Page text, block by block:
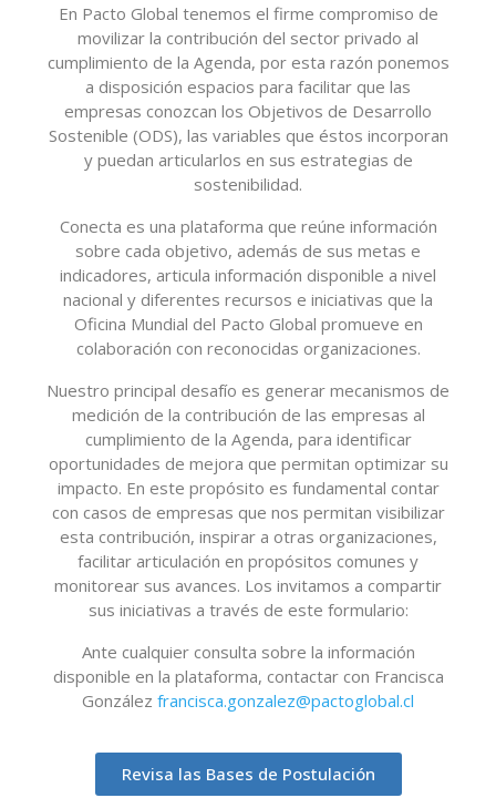
En Pacto Global tenemos el firme compromiso de
movilizar la contribución del sector privado al
cumplimiento de la Agenda, por esta razón ponemos
a disposición espacios para facilitar que las
empresas conozcan los Objetivos de Desarrollo
Sostenible (ODS), las variables que éstos incorporan
y puedan articularlos en sus estrategias de
sostenibilidad.
Conecta es una plataforma que reúne información
sobre cada objetivo, además de sus metas e
indicadores, articula información disponible a nivel
nacional y diferentes recursos e iniciativas que la
Oficina Mundial del Pacto Global promueve en
colaboración con reconocidas organizaciones.
Nuestro principal desafío es generar mecanismos de
medición de la contribución de las empresas al
cumplimiento de la Agenda, para identificar
oportunidades de mejora que permitan optimizar su
impacto. En este propósito es fundamental contar
con casos de empresas que nos permitan visibilizar
esta contribución, inspirar a otras organizaciones,
facilitar articulación en propósitos comunes y
monitorear sus avances. Los invitamos a compartir
sus iniciativas a través de este formulario:
Ante cualquier consulta sobre la información
disponible en la plataforma, contactar con Francisca
González francisca.gonzalez@pactoglobal.cl
Revisa las Bases de Postulación